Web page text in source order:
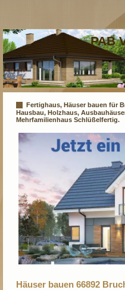
PAB
Fertighaus, Häuser bauen für
Hausbau, Holzhaus,
Mehrfamilienhaus Schlüßelfertig.
Häuser bauen 66892